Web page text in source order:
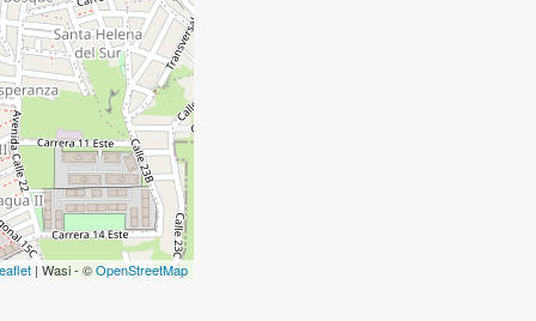
| Wasi - ©OpenStreetMap